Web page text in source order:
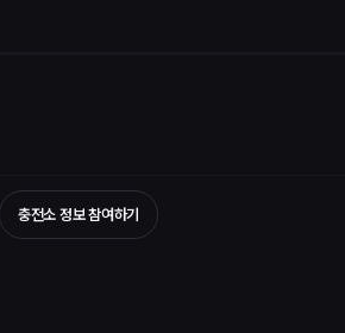
충전소 정보 참여하기